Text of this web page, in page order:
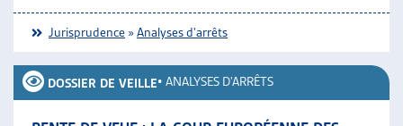
Jurisprudence »Analyses d'arrêts
DOSSIER DE VEILLE• ANALYSES D'ARRÊTS